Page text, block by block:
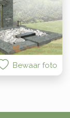
Bewaar foto